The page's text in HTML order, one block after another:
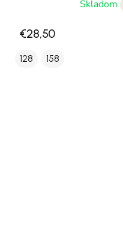
Skladom
€28,50
128 158